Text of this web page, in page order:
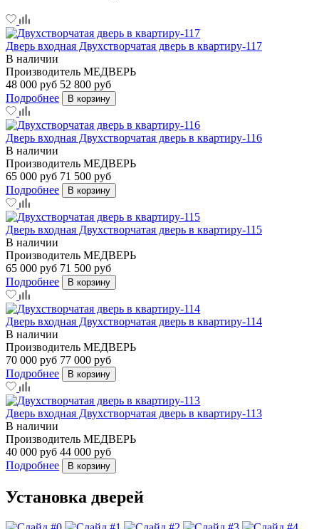
Дверь входная Двухстворчатая дверь в квартиру-117
В наличии
Производитель МЕДВЕРЬ
48 000 руб 52 800 руб
Подробнее
В корзину
Дверь входная Двухстворчатая дверь в квартиру-116
В наличии
Производитель МЕДВЕРЬ
65 000 руб 71 500 руб
Подробнее
В корзину
Дверь входная Двухстворчатая дверь в квартиру-115
В наличии
Производитель МЕДВЕРЬ
65 000 руб 71 500 руб
Подробнее
В корзину
Дверь входная Двухстворчатая дверь в квартиру-114
В наличии
Производитель МЕДВЕРЬ
70 000 руб 77 000 руб
Подробнее
В корзину
Дверь входная Двухстворчатая дверь в квартиру-113
В наличии
Производитель МЕДВЕРЬ
40 000 руб 44 000 руб
Подробнее
В корзину
Установка дверей